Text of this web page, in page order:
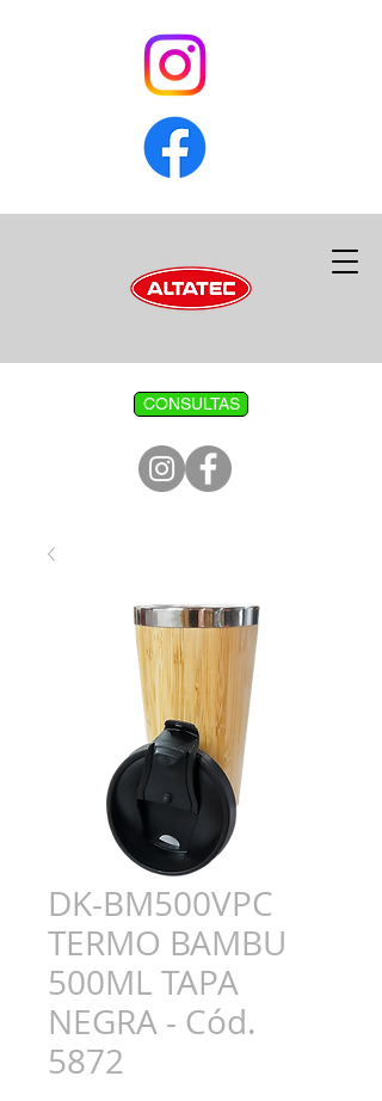
CONSULTAS
DK-BM500VPC
TERMO BAMBU
500ML TAPA
NEGRA - Cód.
5872